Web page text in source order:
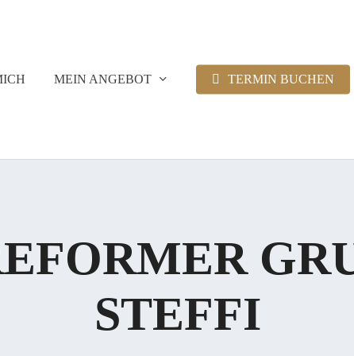
MEIN ANGEBOT TERMIN BUCHEN
STEFFI